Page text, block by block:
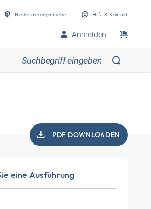
Niederlassungssuche Hilfe & Kontakt
Anmelden
PDF DOWNLOADEN
eine Ausführung